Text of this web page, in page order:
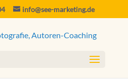
info@see-marketing.de